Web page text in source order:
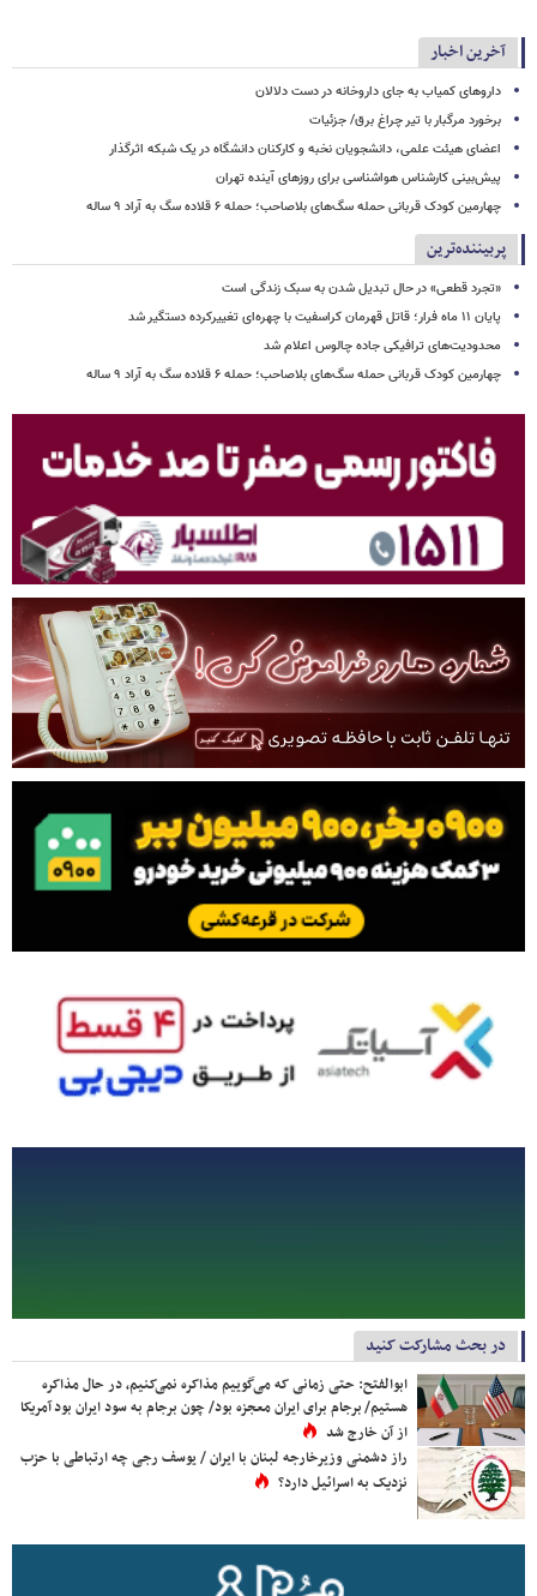
آخرین اخبار
داروهای کمیاب به جای داروخانه در دست دلالان
برخورد مرگبار با تیر چراغ برق/ جزئیات
اعضای هیئت علمی، دانشجویان نخبه و کارکنان دانشگاه در یک شبکه‌ اثرگذار
پیش‌بینی کارشناس هواشناسی برای روزهای آینده تهران
چهارمین کودک قربانی حمله سگ‌های بلاصاحب؛ حمله ۶ قلاده سگ به آراد ۹ ساله
پربیننده‌ترین
«تجرد قطعی» در حال تبدیل شدن به سبک زندگی است
پایان ۱۱ ماه فرار؛ قاتل قهرمان کراسفیت با چهره‌ای تغییرکرده دستگیر شد
محدودیت‌های ترافیکی جاده چالوس اعلام شد
چهارمین کودک قربانی حمله سگ‌های بلاصاحب؛ حمله ۶ قلاده سگ به آراد ۹ ساله
در بحث مشارکت کنید
ابوالفتح: حتی زمانی که می‌گوییم مذاکره نمی‌کنیم، در حال مذاکره
هستیم/ برجام برای ایران معجزه بود/ چون برجام به سود ایران بود آمریکا
از آن خارج شد
راز دشمنی وزیرخارجه لبنان با ایران / یوسف رجی چه ارتباطی با حزب
نزدیک به اسرائیل دارد؟